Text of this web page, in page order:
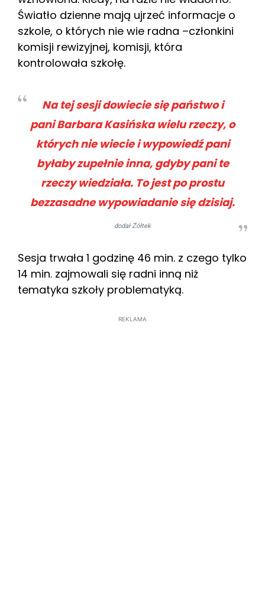
Światło dzienne mają ujrzeć informacje o
szkole, o których nie wie radna –członkini
komisji rewizyjnej, komisji, która
kontrolowała szkołę.
Na tej sesji dowiecie się państwo i
pani Barbara Kasińska wielu rzeczy, o
których nie wiecie i wypowiedź pani
byłaby zupełnie inna, gdyby pani te
rzeczy wiedziała. To jest po prostu
bezzasadne wypowiadanie się dzisiaj.
dodał Żółtek
Sesja trwała 1 godzinę 46 min. z czego tylko
14 min. zajmowali się radni inną niż
tematyka szkoły problematyką.
REKLAMA